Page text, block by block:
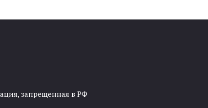
запрещенная в РФ